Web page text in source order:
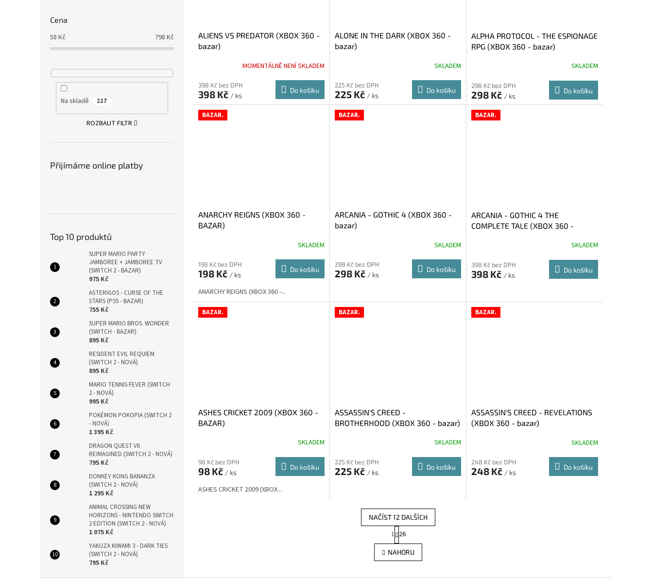
Cena
58 Kč 798 Kč
Na skladě 217
ROZBALIT FILTR
Přijímáme online platby
Top 10 produktů
SUPER MARIO PARTY
JAMBOREE + JAMBOREE TV
(SWITCH 2 - BAZAR)
975 Kč
ASTERIGOS - CURSE OF THE
STARS (PS5 - BAZAR)
755 Kč
SUPER MARIO BROS. WONDER
(SWITCH - BAZAR)
895 Kč
RESIDENT EVIL REQUIEM
(SWITCH 2 - NOVÁ)
895 Kč
MARIO TENNIS FEVER (SWITCH
2 - NOVÁ)
995 Kč
POKÉMON POKOPIA (SWITCH 2
- NOVÁ)
1 395 Kč
DRAGON QUEST VII
REIMAGINED (SWITCH 2 - NOVÁ)
795 Kč
DONKEY KONG BANANZA
(SWITCH 2 - NOVÁ)
1 295 Kč
ANIMAL CROSSING NEW
HORIZONS - NINTENDO SWITCH
2 EDITION (SWITCH 2 - NOVÁ)
1 075 Kč
YAKUZA KIWAMI 3 - DARK TIES
(SWITCH 2 - NOVÁ)
795 Kč
ALIENS VS PREDATOR (XBOX 360 -
bazar)
MOMENTÁLNĚ NENÍ SKLADEM
398 Kč bez DPH
398 Kč / ks
Do košíku
ALONE IN THE DARK (XBOX 360 -
bazar)
SKLADEM
225 Kč bez DPH
225 Kč / ks
Do košíku
ALPHA PROTOCOL - THE ESPIONAGE
RPG (XBOX 360 - bazar)
SKLADEM
298 Kč bez DPH
298 Kč / ks
Do košíku
BAZAR.
ANARCHY REIGNS (XBOX 360 -
BAZAR)
SKLADEM
198 Kč bez DPH
198 Kč / ks
Do košíku
ANARCHY REIGNS (XBOX 360 -...
BAZAR.
ARCANIA - GOTHIC 4 (XBOX 360 -
bazar)
SKLADEM
298 Kč bez DPH
298 Kč / ks
Do košíku
BAZAR.
ARCANIA - GOTHIC 4 THE
COMPLETE TALE (XBOX 360 -
SKLADEM
398 Kč bez DPH
398 Kč / ks
Do košíku
BAZAR.
ASHES CRICKET 2009 (XBOX 360 -
BAZAR)
SKLADEM
98 Kč bez DPH
98 Kč / ks
Do košíku
ASHES CRICKET 2009 (XBOX...
BAZAR.
ASSASSIN'S CREED -
BROTHERHOOD (XBOX 360 - bazar)
SKLADEM
225 Kč bez DPH
225 Kč / ks
Do košíku
BAZAR.
ASSASSIN'S CREED - REVELATIONS
(XBOX 360 - bazar)
SKLADEM
248 Kč bez DPH
248 Kč / ks
Do košíku
O
v
l
d
NAČÍST 12 DALŠÍCH
S
t
r
á
n
1 26
NAHORU